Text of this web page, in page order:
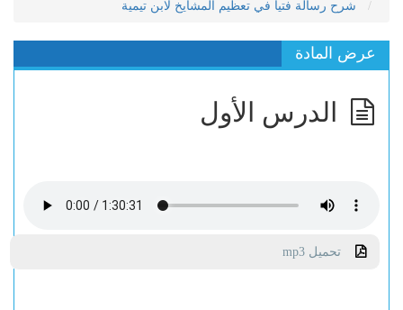
شرح رسالة فتيا في تعظيم المشايخ لابن تيمية
عرض المادة
الدرس الأول
تحميل mp3